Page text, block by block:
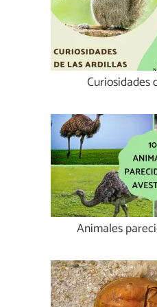
Curiosidades
Animales